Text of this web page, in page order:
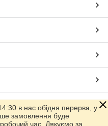
Prom.uaв нас обідня перерва, у
замовлення буде
час. Дякуємо за